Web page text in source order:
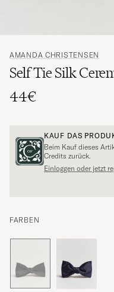
AMANDA CHRISTENSEN
Self Tie Silk
44€
KAUF DAS
Beim Kauf dieses
Credits zurück.
Einloggen oder jetzt
FARBEN